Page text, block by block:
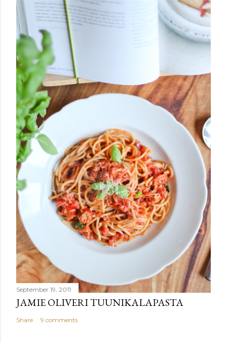
September 19, 2011
JAMIE OLIVERI TUUNIKALAPASTA
Share 9 comments